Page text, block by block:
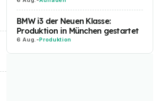
BMW i3 der Neuen Klasse:
Produktion in München gestartet
6 Aug. -Produktion